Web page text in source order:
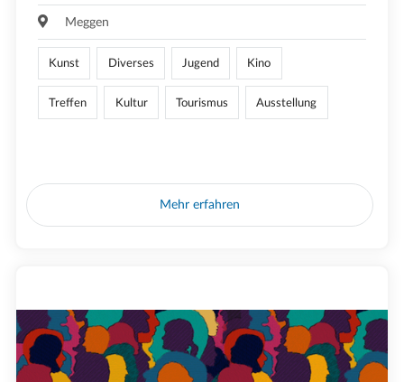
Meggen
Kunst Diverses Jugend Kino
Treffen Kultur Tourismus Ausstellung
Mehr erfahren